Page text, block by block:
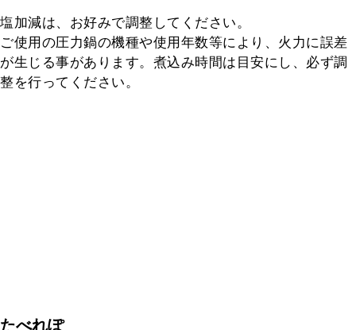
塩加減は、お好みで調整してください。
ご使用の圧力鍋の機種や使用年数等により、火力に誤差
が生じる事があります。煮込み時間は目安にし、必ず調
整を行ってください。
たべれぽ